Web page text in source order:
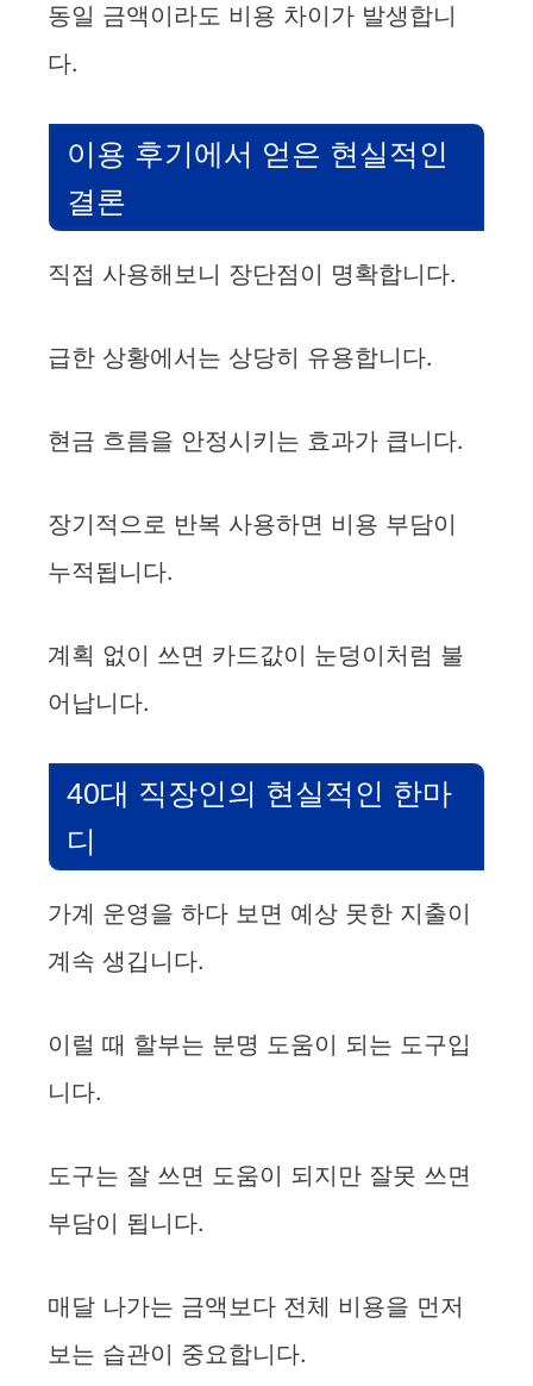
동일 금액이라도 비용 차이가 발생합니
다.
이용 후기에서 얻은 현실적인
결론
직접 사용해보니 장단점이 명확합니다.
급한 상황에서는 상당히 유용합니다.
현금 흐름을 안정시키는 효과가 큽니다.
장기적으로 반복 사용하면 비용 부담이
누적됩니다.
계획 없이 쓰면 카드값이 눈덩이처럼 불
어납니다.
40대 직장인의 현실적인 한마
디
가계 운영을 하다 보면 예상 못한 지출이
계속 생깁니다.
이럴 때 할부는 분명 도움이 되는 도구입
니다.
도구는 잘 쓰면 도움이 되지만 잘못 쓰면
부담이 됩니다.
매달 나가는 금액보다 전체 비용을 먼저
보는 습관이 중요합니다.